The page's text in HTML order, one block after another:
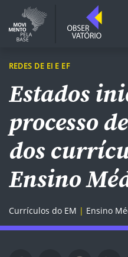
REDES DE EI E EF
Estados
processo
dos
Ensino
Currículos do EM Ensino